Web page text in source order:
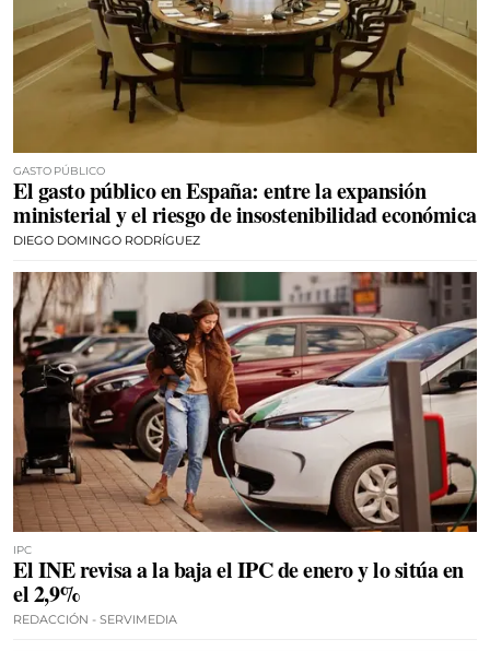
GASTO PÚBLICO
El gasto público en España: entre la expansión
ministerial y el riesgo de insostenibilidad económica
DIEGO DOMINGO RODRÍGUEZ
IPC
El INE revisa a la baja el IPC de enero y lo sitúa en
el 2,9%
REDACCIÓN - SERVIMEDIA